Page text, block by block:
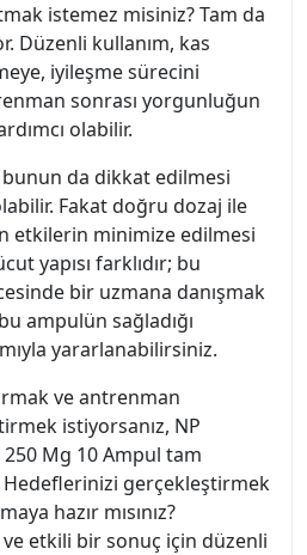
istemez misiniz? Tam da
Düzenli kullanım, kas
iyileşme sürecini
sonrası yorgunluğun
olabilir.
da dikkat edilmesi
Fakat doğru dozaj ile
etkilerin minimize edilmesi
yapısı farklıdır; bu
bir uzmana danışmak
ampulün sağladığı
yararlanabilirsiniz.
ve antrenman
istiyorsanız, NP
Mg 10 Ampul tam
Hedeflerinizi gerçekleştirmek
hazır mısınız?
ve etkili bir sonuç için düzenli